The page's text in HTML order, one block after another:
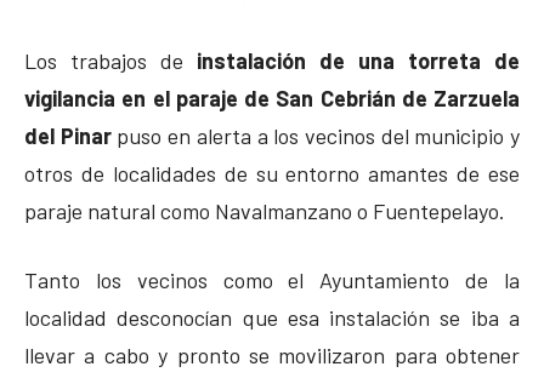
Los trabajos de instalación de una torreta de
vigilancia en el paraje de San Cebrián de Zarzuela
del Pinarpuso en alerta a los vecinos del municipio y
otros de localidades de su entorno amantes de ese
paraje natural como Navalmanzano o Fuentepelayo.
Tanto los vecinos como el Ayuntamiento de la
localidad desconocían que esa instalación se iba a
llevar a cabo y pronto se movilizaron para obtener